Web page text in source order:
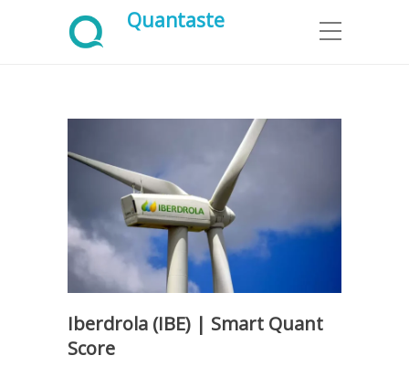
Quantaste
Iberdrola (IBE) | Smart Quant
Score